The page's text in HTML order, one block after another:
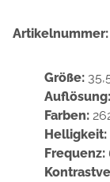
Artikelnummer:
Größe:
Auflösung:
Farben:
Helligkeit:
Frequenz: